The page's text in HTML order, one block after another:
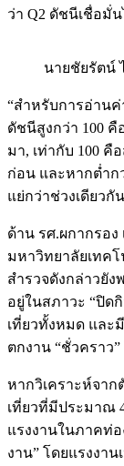
ว่า Q2 ดัชนีเชื่อมั่
นายชัยรัตน์
“สำหรับการอ่าน
ดัชนีสูงกว่า 100
มา, เท่ากับ 100
ก่อน และหากต่ำก
แย่กว่าช่วงเดียวกั
ด้าน รศ.ผกากรอ
มหาวิทยาลัยเทค
สำรวจดังกล่าวยัง
อยู่ในสภาวะ “ปิด
เที่ยวทั้งหมด และ
ตกงาน “ชั่วคราว
หากวิเคราะห์จา
เที่ยวที่มีประมาณ
แรงงานในภาคท่อ
งาน” โดยแรงงา